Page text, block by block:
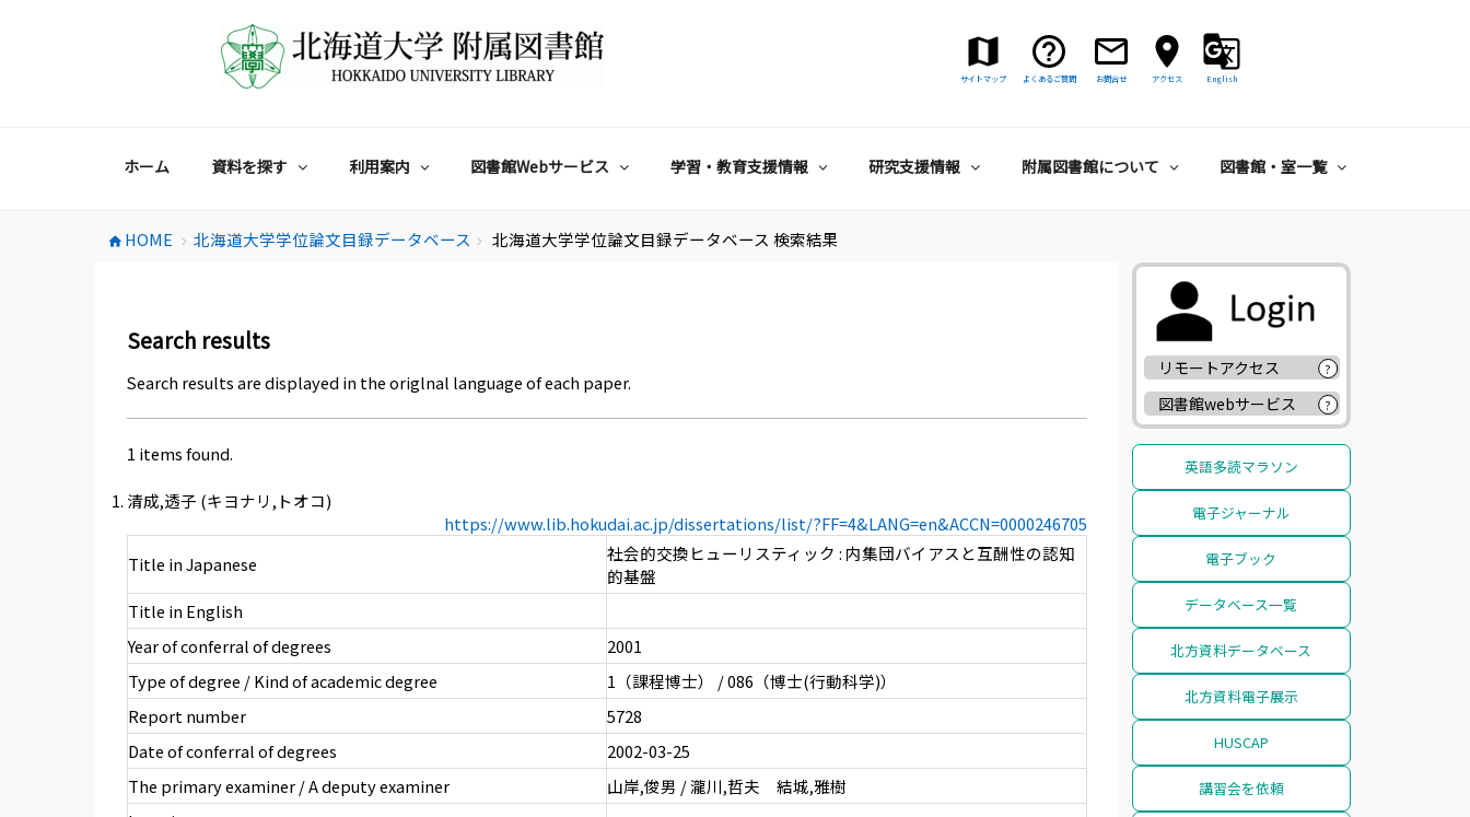
サイトマップ よくあるご質問 お問合せ アクセス English
ホーム 資料を探す 利用案内 図書館Webサービス 学習・教育支援情報 研究支援情報 附属図書館について 図書館・室一覧
home HOME chevron_right 北海道大学学位論文目録データベース chevron_right 北海道大学学位論文目録データベース 検索結果
Search results
Search results are displayed in the origlnal language of each paper.
1 items found.
清成,透子 (キヨナリ,トオコ)
https://www.lib.hokudai.ac.jp/dissertations/list/?FF=4&LANG=en&ACCN=0000246705
Title in Japanese
社会的交換ヒューリスティック : 内集団バイアスと互酬性の認知
的基盤
Title in English
Year of conferral of degrees
2001
Type of degree / Kind of academic degree
1（課程博士） / 086（博士(行動科学)）
Report number
5728
Date of conferral of degrees
2002-03-25
The primary examiner / A deputy examiner
山岸,俊男 / 瀧川,哲夫 結城,雅樹
リモートアクセス ?
図書館webサービス ?
英語多読マラソン
電子ジャーナル
電子ブック
データベース一覧
北方資料データベース
北方資料電子展示
HUSCAP
講習会を依頼